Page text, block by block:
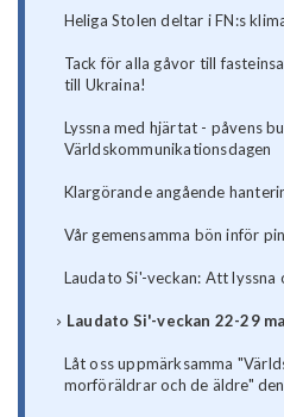
Heliga Stolen deltar i FN:s
Tack för alla gåvor till
till Ukraina!
Lyssna med hjärtat - påvens
Världskommunikationsdagen
Klargörande angående
Vår gemensamma bön inför
Laudato Si'-veckan: Att lyssna
Laudato Si'-veckan 22-29
Låt oss uppmärksamma
morföräldrar och de äldre"